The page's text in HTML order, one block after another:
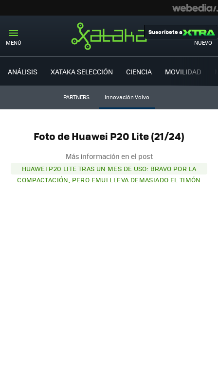
MENÚ NUEVO
Suscríbete a
ANÁLISIS XATAKA SELECCIÓN CIENCIA MOVILIDAD
PARTNERS Innovación Volvo
Foto de Huawei P20 Lite (21/24)
Más información en el post
HUAWEI P20 LITE TRAS UN MES DE USO: BRAVO POR LA
COMPACTACIÓN, PERO EMUI LLEVA DEMASIADO EL TIMÓN